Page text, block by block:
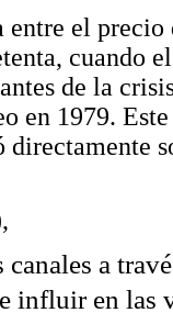
entre el
cuando
de la
en 1979.
a
influir en las